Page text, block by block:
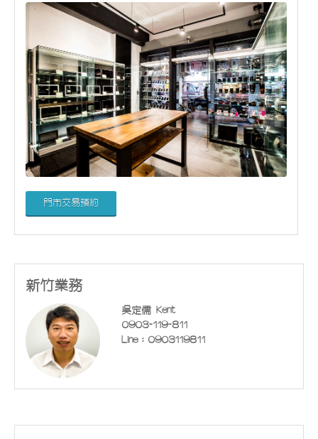
門市交易預約
新竹業務
吳定儒 Kent
0903-119-811
Line：0903119811